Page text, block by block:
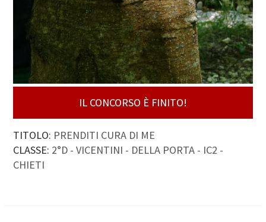
IL CONCORSO È FINITO!
TITOLO: PRENDITI CURA DI ME
CLASSE: 2°D - VICENTINI - DELLA PORTA - IC2 -
CHIETI